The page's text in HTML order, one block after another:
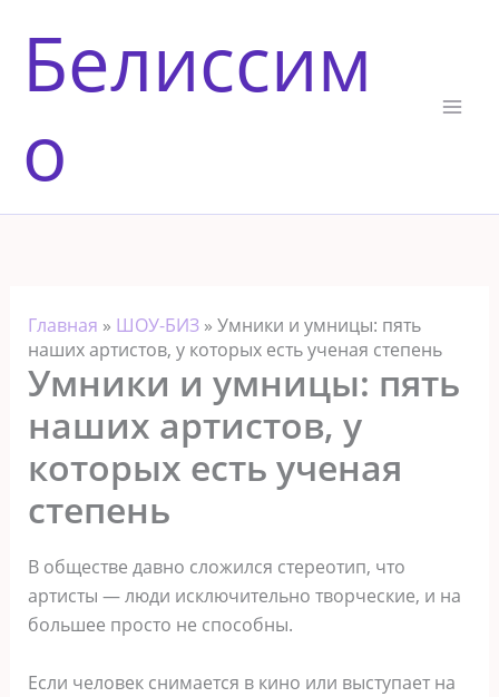
содержимому
Белиссим
о
Главная » ШОУ-БИЗ» Умники и умницы: пять
наших артистов, у которых есть ученая степень
Умники и умницы: пять
наших артистов, у
которых есть ученая
степень
В обществе давно сложился стереотип, что
артисты — люди исключительно творческие, и на
большее просто не способны.
Если человек снимается в кино или выступает на